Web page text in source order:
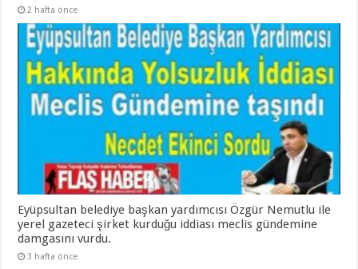
2 hafta önce
Eyüpsultan belediye başkan yardımcısı Özgür Nemutlu ile
yerel gazeteci şirket kurduğu iddiası meclis gündemine
damgasını vurdu.
3 hafta önce